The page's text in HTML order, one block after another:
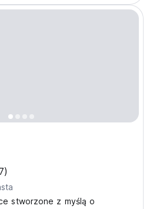
stworzone z myślą o